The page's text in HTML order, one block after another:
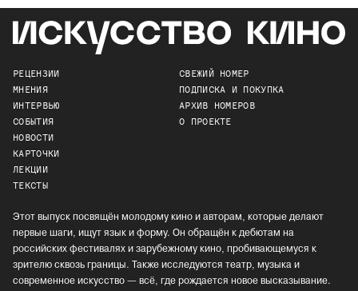
РЕЦЕНЗИИ
МНЕНИЯ
ИНТЕРВЬЮ
СОБЫТИЯ
НОВОСТИ
КАРТОЧКИ
ЛЕКЦИИ
ТЕКСТЫ
СВЕЖИЙ НОМЕР
ПОДПИСКА И ПОКУПКА
АРХИВ НОМЕРОВ
О ПРОЕКТЕ
Этот выпуск посвящён молодому кино и авторам, которые делают
первые шаги, ищут язык и форму. Он обращён к дебютам на
российских фестивалях и зарубежному кино, пробивающемуся к
зрителю сквозь границы. Также исследуются театр, музыка и
современное искусство — всё, где рождается новое высказывание.